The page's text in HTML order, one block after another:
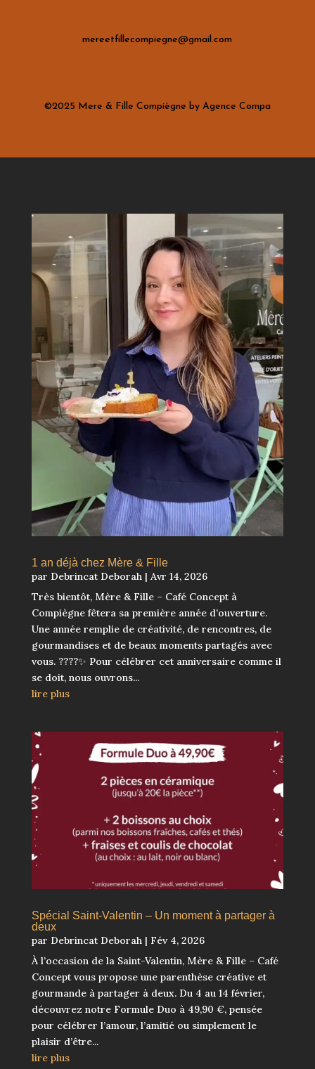
mereetfillecompiegne@gmail.com
©2025 Mere & Fille Compiègne by Agence Compa
1 an déjà chez Mère & Fille
par Debrincat Deborah| Avr 14, 2026
Très bientôt, Mère & Fille – Café Concept à
Compiègne fêtera sa première année d’ouverture.
Une année remplie de créativité, de rencontres, de
gourmandises et de beaux moments partagés avec
vous. ????✨ Pour célébrer cet anniversaire comme il
se doit, nous ouvrons...
lire plus
Spécial Saint-Valentin – Un moment à partager à
deux
par Debrincat Deborah| Fév 4, 2026
À l’occasion de la Saint-Valentin, Mère & Fille – Café
Concept vous propose une parenthèse créative et
gourmande à partager à deux. Du 4 au 14 février,
découvrez notre Formule Duo à 49,90 €, pensée
pour célébrer l’amour, l’amitié ou simplement le
plaisir d’être...
lire plus